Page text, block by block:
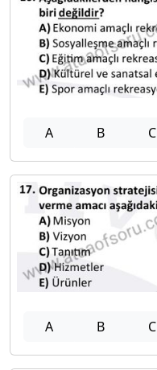
A B C
A B C